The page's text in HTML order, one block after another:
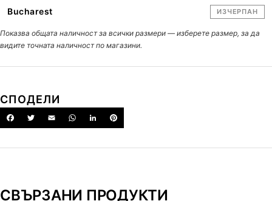
Bucharest ИЗЧЕРПАН
Показва общата наличност за всички размери — изберете размер, за да
видите точната наличност по магазини.
СПОДЕЛИ
СВЪРЗАНИ ПРОДУКТИ